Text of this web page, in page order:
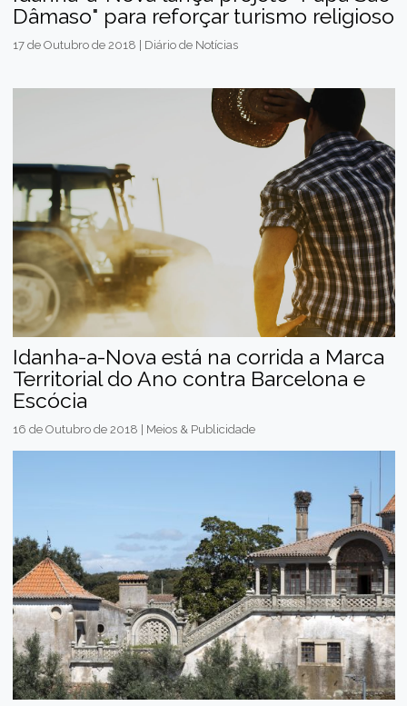
Dâmaso" para reforçar turismo religioso
17 de Outubro de 2018 | Diário de Notícias
Idanha-a-Nova está na corrida a Marca
Territorial do Ano contra Barcelona e
Escócia
16 de Outubro de 2018 | Meios & Publicidade